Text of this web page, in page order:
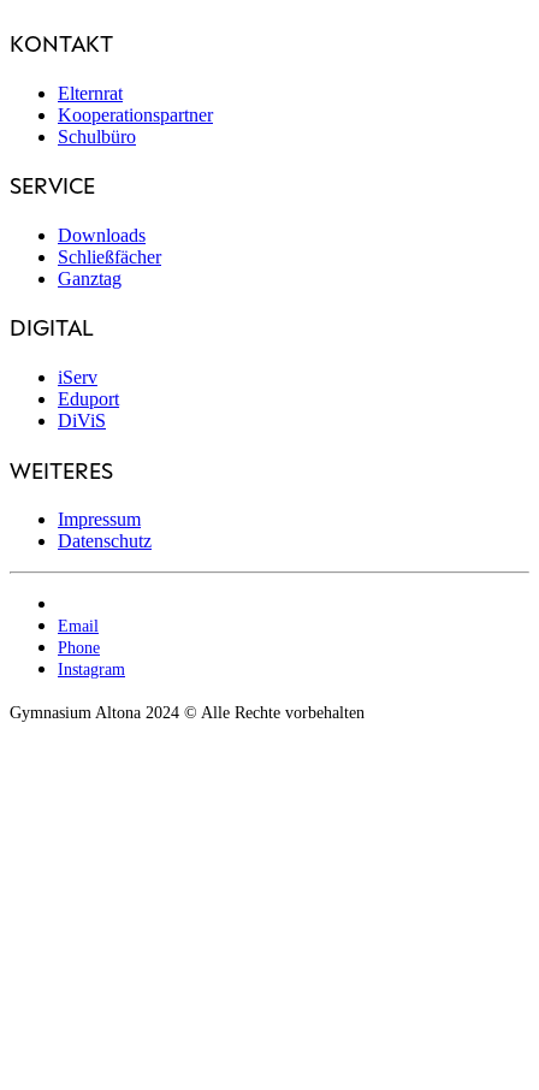
KONTAKT
Elternrat
Kooperationspartner
Schulbüro
SERVICE
Downloads
Schließfächer
Ganztag
DIGITAL
iServ
Eduport
DiViS
WEITERES
Impressum
Datenschutz
Email
Phone
Instagram
Gymnasium Altona 2024 © Alle Rechte vorbehalten